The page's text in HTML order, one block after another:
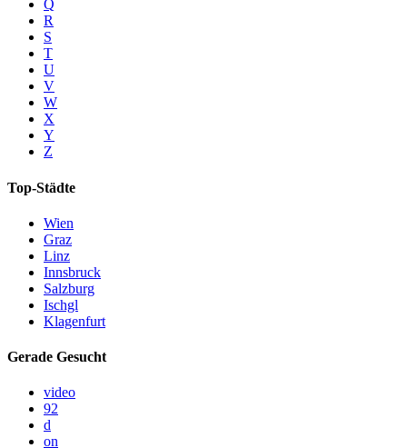
Q
R
S
T
U
V
W
X
Y
Z
Top-Städte
Wien
Graz
Linz
Innsbruck
Salzburg
Ischgl
Klagenfurt
Gerade Gesucht
video
92
d
on